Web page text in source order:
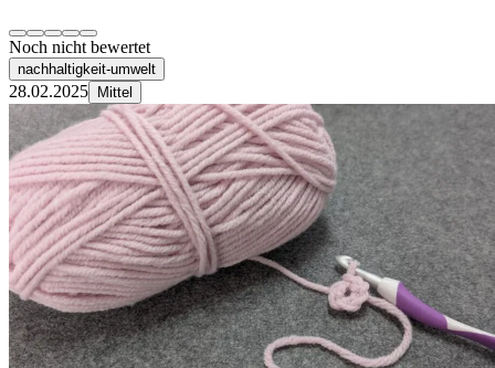
Noch nicht bewertet
nachhaltigkeit-umwelt
28.02.2025 Mittel